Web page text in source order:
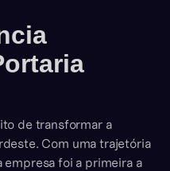
de transformar a
Com uma trajetória
foi a primeira a